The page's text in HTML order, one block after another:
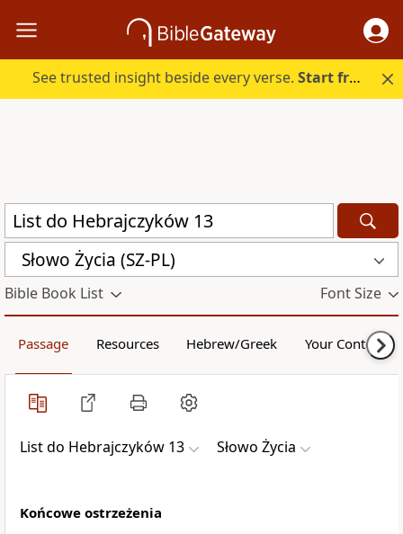
See trusted insight beside every verse.Start free.
Słowo Życia (SZ-PL)
Bible Book List Font Size
Passage Resources Hebrew/Greek Your Content
List do Hebrajczyków 13 Słowo Życia
Końcowe ostrzeżenia